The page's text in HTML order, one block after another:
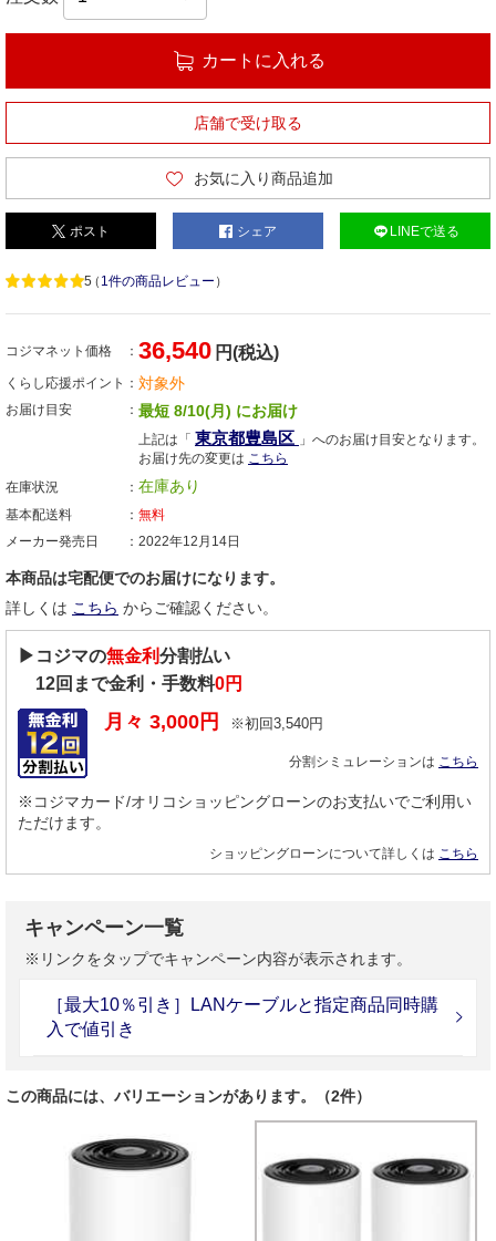
カートに入れる
店舗で受け取る
お気に入り商品追加
ポスト シェア LINEで送る
5（ 1件の商品レビュー ）
コジマネット価格 36,540 円(税込)
くらし応援ポイント 対象外
お届け目安 最短 8/10(月) にお届け
上記は「 東京都豊島区 」へのお届け目安となります。
お届け先の変更は こちら
在庫状況
在庫あり
基本配送料
無料
メーカー発売日
2022年12月14日
本商品は宅配便でのお届けになります。
詳しくは こちら からご確認ください。
▶コジマの無金利分割払い
12回まで金利・手数料0円
月々 3,000 円 ※初回3,540円
分割シミュレーションは こちら
※コジマカード/オリコショッピングローンのお支払いでご利用い
ただけます。
ショッピングローンについて詳しくは こちら
キャンペーン一覧
※リンクをタップでキャンペーン内容が表示されます。
［最大10％引き］LANケーブルと指定商品同時購
入で値引き
この商品には、バリエーションがあります。（2件）